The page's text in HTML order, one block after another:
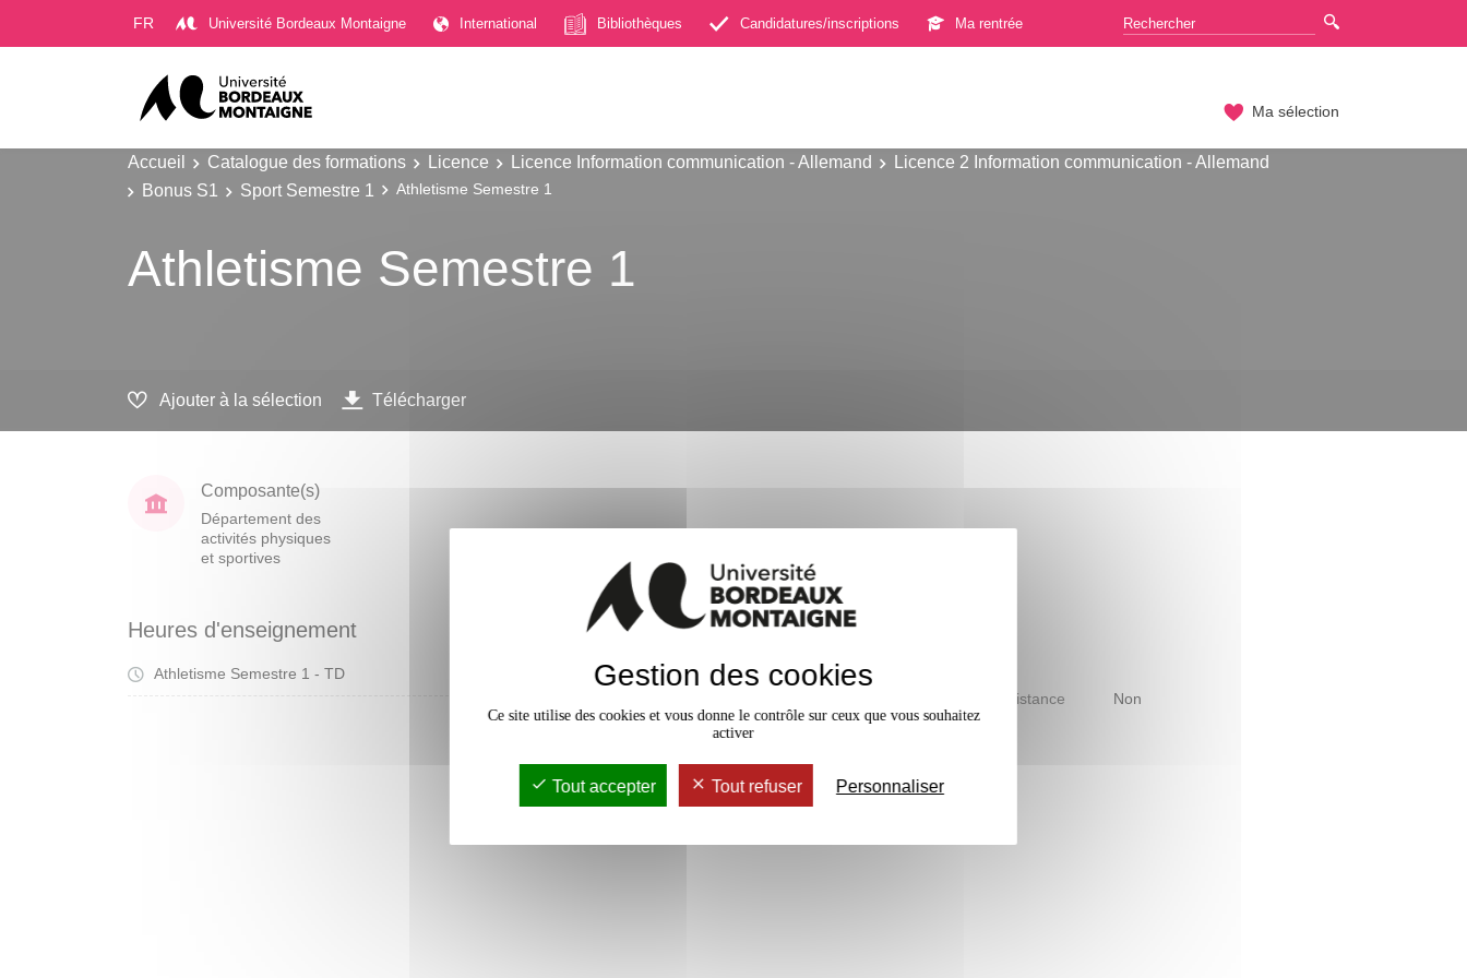
FR Université Bordeaux Montaigne International Bibliothèques Candidatures/inscriptions Ma rentrée
Ma sélection
Accueil Catalogue des formations Licence Licence Information communication - Allemand
Licence 2 Information communication - Allemand
Bonus S1
Sport Semestre 1 Athletisme Semestre 1
Athletisme Semestre 1
Ajouter à la sélection Télécharger
Composante(s)
Département des
activités physiques
et sportives
Heures d'enseignement
Athletisme Semestre 1 - TD 18h
Accessible à distance Non
Gestion des cookies
Ce site utilise des cookies et vous donne le contrôle sur ceux que vous souhaitez
activer
Tout accepter Tout refuser Personnaliser